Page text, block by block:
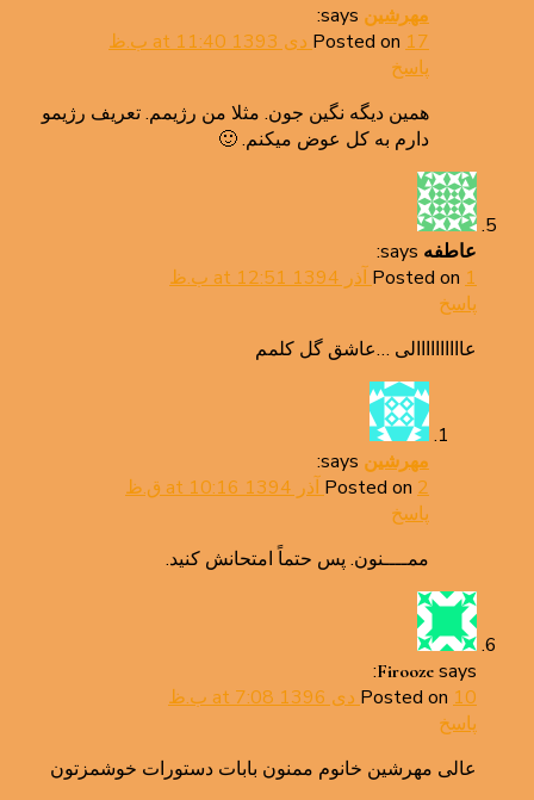
مهرشین says:
Posted on 17 دی 1393 at 11:40 ب.ظ
پاسخ
همین دیگه نگین جون. مثلا من رژیمم. تعریف رژیمو
دارم به کل عوض میکنم. 🙂
عاطفه says:
Posted on 1 آذر 1394 at 12:51 ب.ظ
پاسخ
عاااااااااالی …عاشق گل کلمم
مهرشین says:
Posted on 2 آذر 1394 at 10:16 ق.ظ
پاسخ
ممــــنون. پس حتماً امتحانش کنید.
Firooze says:
Posted on 10 دی 1396 at 7:08 ب.ظ
پاسخ
عالی مهرشین خانوم ممنون بابات دستورات خوشمزتون